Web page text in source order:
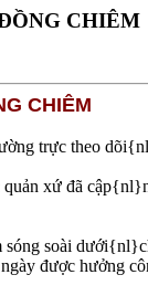
CHIÊM
CHIÊM
trực theo
xứ đã
soài
được hưởng